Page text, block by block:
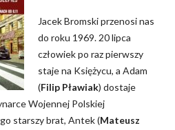
Jacek Bromski przenosi nas
do roku 1969. 20 lipca
człowiek po raz pierwszy
staje na Księżycu, a Adam
(Filip Pławiak) dostaje
Wojennej Polskiej
starszy brat, Antek (Mateusz